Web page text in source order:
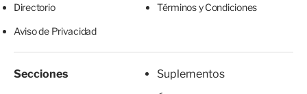
Directorio Términos y Condiciones
Aviso de Privacidad
Secciones
Suplementos